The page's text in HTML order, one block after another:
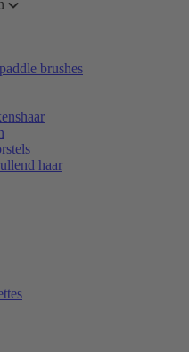
brushes
haar